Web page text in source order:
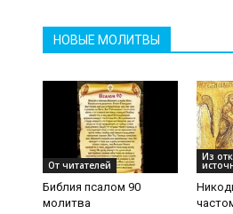
НОВЫЕ МОЛИТВЫ
От читателей
Библия псалом 90
молитва
Из